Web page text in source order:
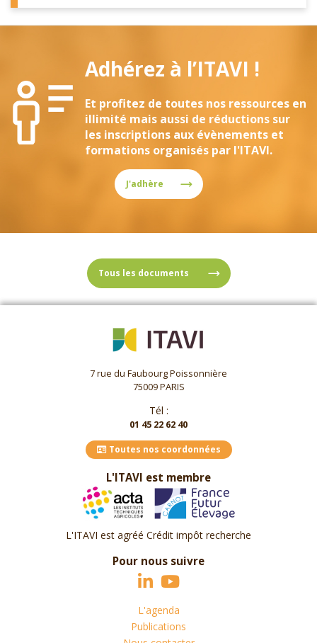
Adhérez à l’ITAVI !
Et profitez de toutes nos ressources en
illimité mais aussi de réductions sur
les inscriptions aux évènements et
formations organisés par l'ITAVI.
J'adhère
Tous les documents
7 rue du Faubourg Poissonnière
75009 PARIS
Tél :
01 45 22 62 40
Toutes nos coordonnées
L'ITAVI est membre
L'ITAVI est agréé Crédit impôt recherche
Pour nous suivre
L'agenda
Publications